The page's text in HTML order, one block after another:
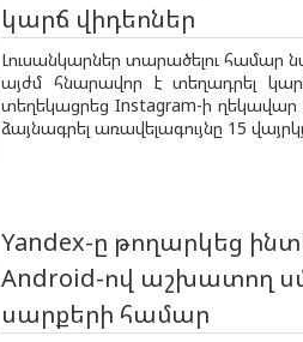
կարճ վիդեոներ
Լուսանկարներ տարածելու համար
այժմ հնարավոր է տեղադրել
տեղեկացրեց Instagram-ի ղեկավար
ձայնագրել առավելագույնը 15
Yandex-ը թողարկեց
Android-ով աշխատող
սարքերի համար